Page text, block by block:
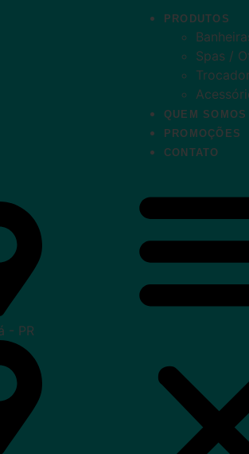
- PR
PRODUTOS
Spas /
QUEM SOMOS
PROMOÇÕES
CONTATO